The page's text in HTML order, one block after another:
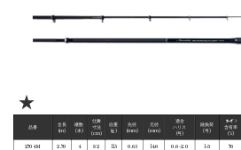
★
品番
全長
(m)
継数
(本)
仕舞
寸法
(cm)
自重
(g)
先径
(mm)
元径
(mm)
適合
ハリス
(号)
錘負荷
(号)
ｶｰﾎﾞﾝ
含有率
(%)
2704 M 2.70 4 82 115 0.65 14.6 0.6-2.0 1-3 76